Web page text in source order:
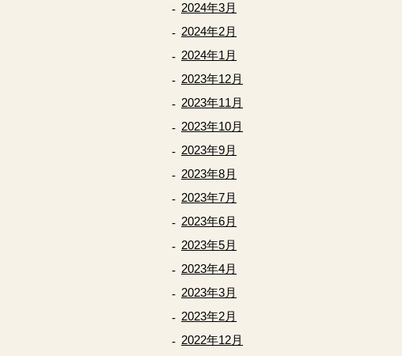
2024年3月
2024年2月
2024年1月
2023年12月
2023年11月
2023年10月
2023年9月
2023年8月
2023年7月
2023年6月
2023年5月
2023年4月
2023年3月
2023年2月
2022年12月